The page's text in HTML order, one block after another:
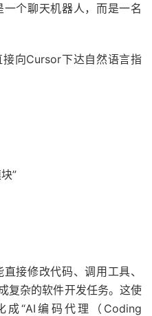
个聊天机器人，而是一名
向Cursor下达自然语言指
”
接修改代码、调用工具、
复杂的软件开发任务。这使
成“AI编码代理（Coding